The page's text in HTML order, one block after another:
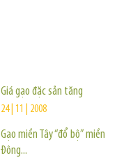
Giá gạo đặc sản tăng
24 | 11 | 2008
Gạo miền Tây “đổ bộ” miền
Đông...